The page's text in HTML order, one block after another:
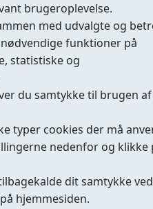
a safety factor?
factor
brugeroplevelse.
med udvalgte og
funktioner på
statistiske og
du samtykke til brugen
typer cookies der må
nedenfor og klikke
dit samtykke
hjemmesiden.